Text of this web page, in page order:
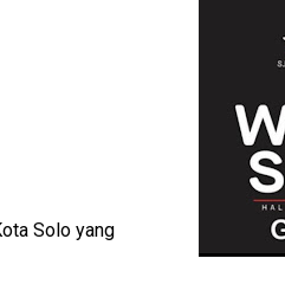
Solo yang